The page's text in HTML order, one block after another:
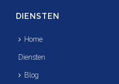
DIENSTEN
Home
Diensten
Blog